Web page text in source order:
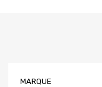
MARQUE